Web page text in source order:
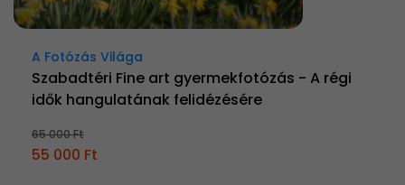
A Fotózás Világa
Szabadtéri Fine art gyermekfotózás - A régi
idők hangulatának felidézésére
65 000 Ft
55 000 Ft